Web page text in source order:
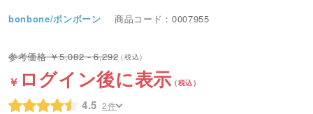
bonbone/ボンボーン 商品コード：0007955
5,082 - 6,292
ログイン後に表示
4.5 2件